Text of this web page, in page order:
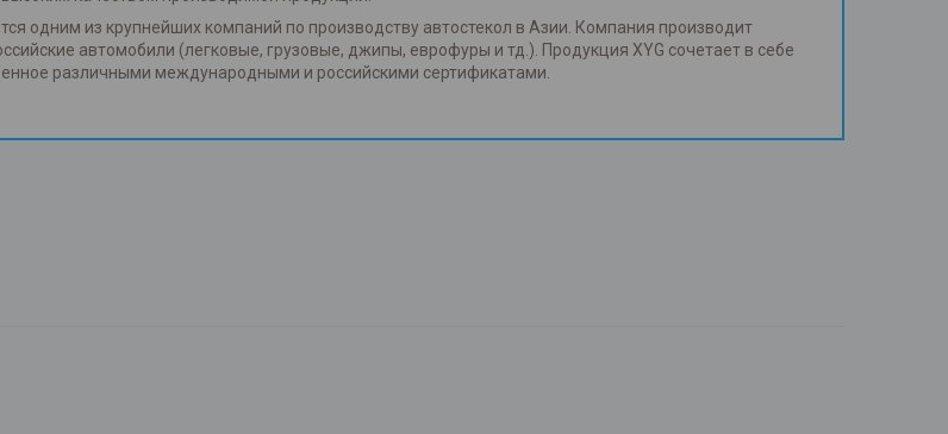
одним из крупнейших компаний по производству автостекол в Азии. Компания производит
автомобили (легковые, грузовые, джипы, еврофуры и тд.). Продукция XYG сочетает в себе
различными международными и российскими сертификатами.